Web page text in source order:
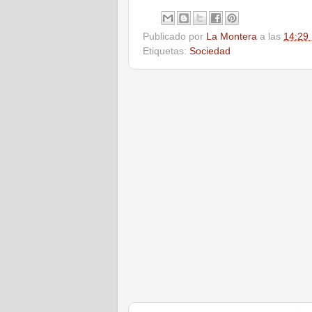
Publicado por La Montera a las 14:29
Etiquetas: Sociedad